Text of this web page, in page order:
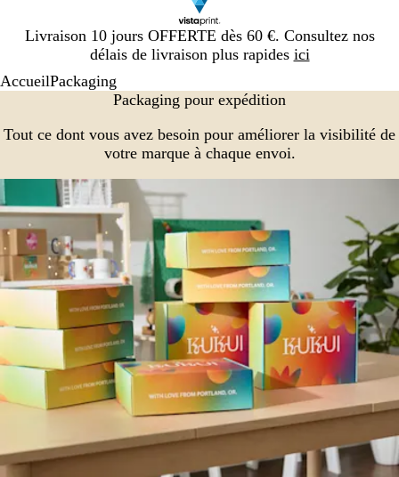
Livraison 10 jours OFFERTE dès 60 €. Consultez nos
délais de livraison plus rapides ici
Diapositive
1
AccueilPackaging
Packaging pour expédition
Tout ce dont vous avez besoin pour améliorer la visibilité de
votre marque à chaque envoi.